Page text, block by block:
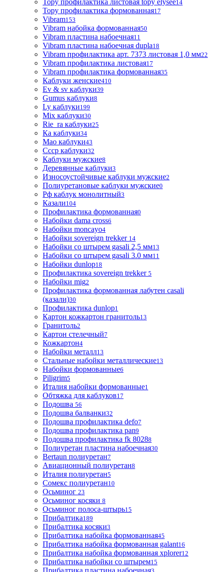
Topy профилактика листовая topy elysee14
Topy профилактика формованная17
Vibram153
Vibram набойка формованная50
Vibram пластина набоечная11
Vibram пластина набоечная dupla18
Vibram профилактика арт. 7373 листовая 1,0 мм22
Vibram профилактика листовая17
Vibram профилактика формованная35
Каблуки женские410
Ev & sv каблуки39
Gumus каблуки8
Ly каблуки199
Mix каблуки30
Rie_ra каблуки25
Ка каблуки34
Мао каблуки43
Ссср каблуки32
Каблуки мужские8
Деревянные каблуки3
Износоустойчивые каблуки мужские2
Полиуретановые каблуки мужские0
Рф каблук монолитный3
Казали104
Профилактика формованная0
Набойки dama cross6
Набойки moncayo4
Набойки sovereign trekker 14
Набойки со штырем gasali 2,5 мм13
Набойки со штырем gasali 3.0 мм11
Набойки dunlop18
Профилактика sovereign trekker 5
Набойки mig2
Профилактика формованная лабутен casali
(казали)30
Профилактика dunlop1
Картон кожкартон гранитоль13
Гранитоль2
Картон стелечный7
Кожкартон4
Набойки металл13
Стальные набойки металлические13
Набойки формованные6
Piligrim5
Италия набойки формованные1
Обтяжка для каблуков17
Подошва 56
Подошва балванки32
Подошва профилактика defo7
Подошва профилактика pan9
Подошва профилактика fk 80288
Полиуретан пластина набоечная30
Bertaun полиуретан7
Авиационный полиуретан8
Италия полиуретан5
Сомекс полиуретан10
Осьминог 23
Осьминог косяки 8
Осьминог полоса-штырь15
Прибалтика189
Прибалтика косяки3
Прибалтика набойка формованная45
Прибалтика набойка формованная galant16
Прибалтика набойка формованная xplorer12
Прибалтика набойки со штырем15
Прибалтика пластина набоечная